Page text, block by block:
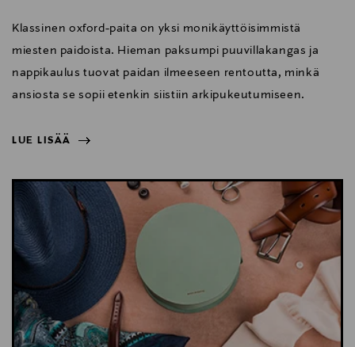
Klassinen oxford-paita on yksi monikäyttöisimmistä
miesten paidoista. Hieman paksumpi puuvillakangas ja
nappikaulus tuovat paidan ilmeeseen rentoutta, minkä
ansiosta se sopii etenkin siistiin arkipukeutumiseen.
LUE LISÄÄ
LUE LISÄÄ